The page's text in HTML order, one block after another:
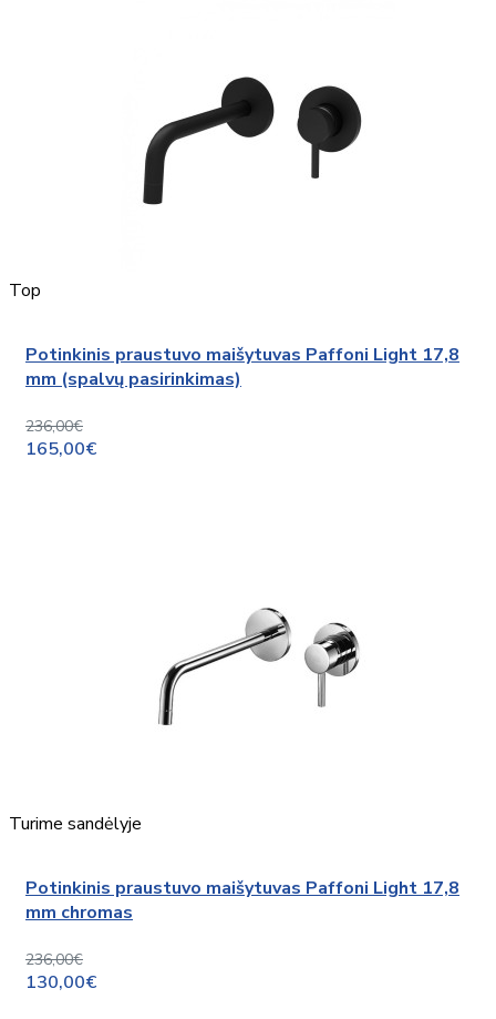
Top
Potinkinis praustuvo maišytuvas Paffoni Light 17,8
mm (spalvų pasirinkimas)
236,00€
165,00€
Turime sandėlyje
Potinkinis praustuvo maišytuvas Paffoni Light 17,8
mm chromas
236,00€
130,00€